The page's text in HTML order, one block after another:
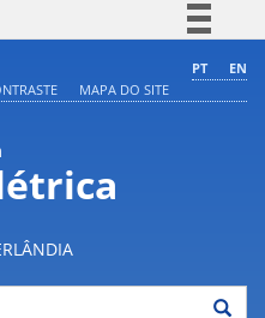
Comunica BR
Acesso à informação
Legislação
PT
EN
MAPA DO SITE